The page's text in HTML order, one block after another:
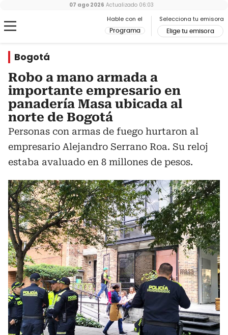
Hable con el
Programa
Selecciona tu emisora
Elige tu emisora
07 ago 2026 Actualizado 06:03
Bogotá
Robo a mano armada a
importante empresario en
panadería Masa ubicada al
norte de Bogotá
Personas con armas de fuego hurtaron al
empresario Alejandro Serrano Roa. Su reloj
estaba avaluado en 8 millones de pesos.